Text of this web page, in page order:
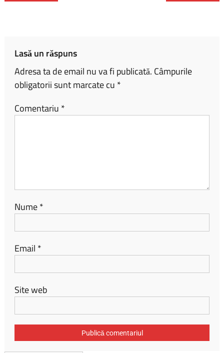
Lasă un răspuns
Adresa ta de email nu va fi publicată. Câmpurile
obligatorii sunt marcate cu *
Comentariu *
Nume*
Email *
Site web